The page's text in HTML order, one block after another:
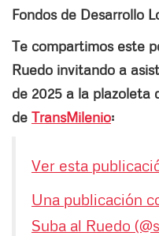
Fondos de Desarrollo
Te compartimos este
Ruedo invitando a
de 2025 a la plazoleta
de TransMilenio:
Ver esta
Una publicación
Suba al Ruedo